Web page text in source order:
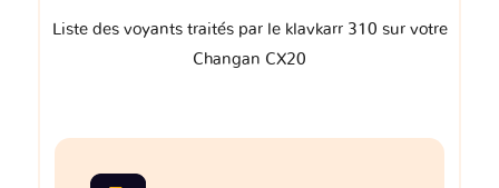
Liste des voyants traités par le klavkarr 310 sur votre
Changan CX20